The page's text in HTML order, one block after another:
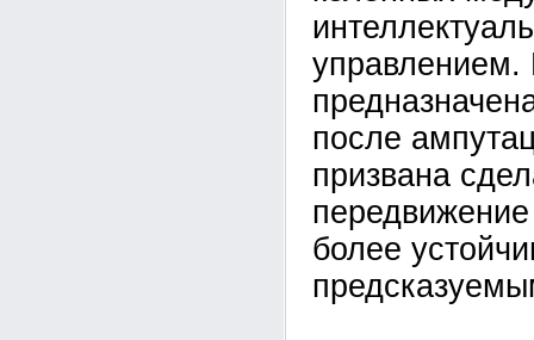
управлением.
после
призвана
более